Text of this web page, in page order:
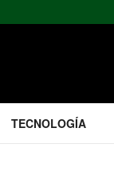
TECNOLOGÍA